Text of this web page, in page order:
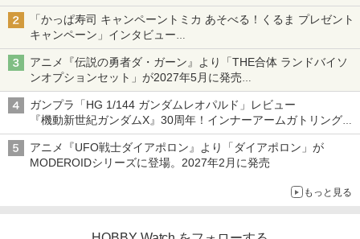
チューバ、テナサクなど5種各3色
「かっぱ寿司 キャンペーントミカ あそべる！くるま プレゼント
キャンペーン」インタビュー
子どもが楽しめるかっぱ寿司ならではの体験とコラボの楽しさを
追求
アニメ『伝説の勇者ダ・ガーン』より「THE合体 ランドバイソ
ンオプションセット」が2027年5月に発売
「THE合体ランドバイソン」と連動するオプションパーツセット
ガンプラ「HG 1/144 ガンダムレオパルド」レビュー
『機動新世紀ガンダムX』30周年！インナーアームガトリングの
変形機構まで再現し最新フォーマットでキット化！
アニメ『UFO戦士ダイアポロン』より「ダイアポロン」が
MODEROIDシリーズに登場。2027年2月に発売
もっと見る